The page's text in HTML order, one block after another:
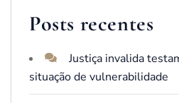
Posts recentes
Justiça invalida
situação de vulnerabilidade